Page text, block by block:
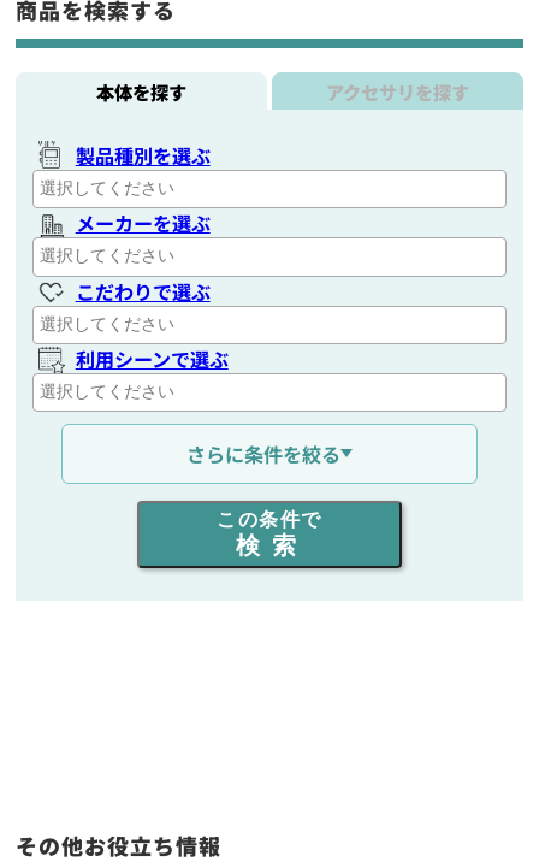
商品を検索する
本体を探す アクセサリを探す
製品種別を選ぶ
メーカーを選ぶ
こだわりで選ぶ
利用シーンで選ぶ
通信距離を選ぶ
出力を選ぶ
同時通話人数を選ぶ
フリーワード入力(製品名等)
さらに条件を絞る
この条件で
検索
その他お役立ち情報